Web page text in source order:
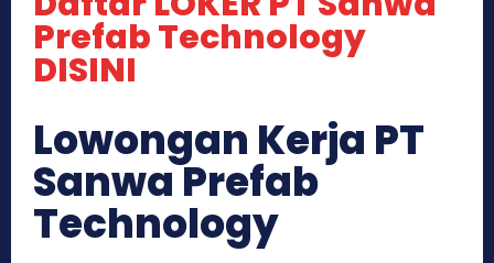
Prefab Technology
DISINI
Lowongan Kerja PT
Sanwa Prefab
Technology